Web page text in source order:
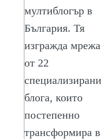
мултиблогър в
България. Тя
изгражда мрежа
от 22
специализирани
блога, които
постепенно
трансформира в